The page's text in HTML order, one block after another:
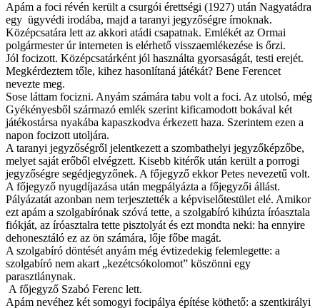
Apám a foci révén került a csurgói érettségi (1927) után Nagyatádra
egy ügyvédi irodába, majd a taranyi jegyzőségre írnoknak.
Középcsatára lett az akkori atádi csapatnak. Emlékét az Ormai
polgármester úr interneten is elérhető visszaemlékezése is őrzi.
Jól focizott. Középcsatárként jól használta gyorsaságát, testi erejét.
Megkérdeztem tőle, kihez hasonlítaná játékát? Bene Ferencet
nevezte meg.
Sose láttam focizni. Anyám számára tabu volt a foci. Az utolsó, még
Gyékényesből származó emlék szerint kificamodott bokával két
játékostársa nyakába kapaszkodva érkezett haza. Szerintem ezen a
napon focizott utoljára.
A taranyi jegyzőségről jelentkezett a szombathelyi jegyzőképzőbe,
melyet saját erőből elvégzett. Kisebb kitérők után került a porrogi
jegyzőségre segédjegyzőnek. A főjegyző ekkor Petes nevezetű volt.
A főjegyző nyugdíjazása után megpályázta a főjegyzői állást.
Pályázatát azonban nem terjesztették a képviselőtestület elé. Amikor
ezt apám a szolgabírónak szóvá tette, a szolgabíró kihúzta íróasztala
fiókját, az íróasztalra tette pisztolyát és ezt mondta neki: ha ennyire
dehonesztáló ez az ön számára, lője főbe magát.
A szolgabíró döntését anyám még évtizedekig felemlegette: a
szolgabíró nem akart „kezétcsókolomot” köszönni egy
parasztlánynak.
A főjegyző Szabó Ferenc lett.
Apám nevéhez két somogyi focipálya építése köthető: a szentkirályi